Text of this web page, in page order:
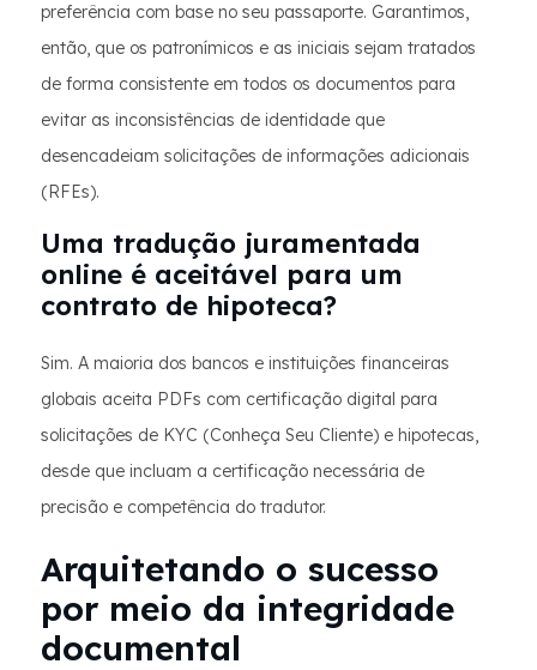
preferência com base no seu passaporte. Garantimos,
então, que os patronímicos e as iniciais sejam tratados
de forma consistente em todos os documentos para
evitar as inconsistências de identidade que
desencadeiam solicitações de informações adicionais
(RFEs).
Uma tradução juramentada
online é aceitável para um
contrato de hipoteca?
Sim. A maioria dos bancos e instituições financeiras
globais aceita PDFs com certificação digital para
solicitações de KYC (Conheça Seu Cliente) e hipotecas,
desde que incluam a certificação necessária de
precisão e competência do tradutor.
Arquitetando o sucesso
por meio da integridade
documental